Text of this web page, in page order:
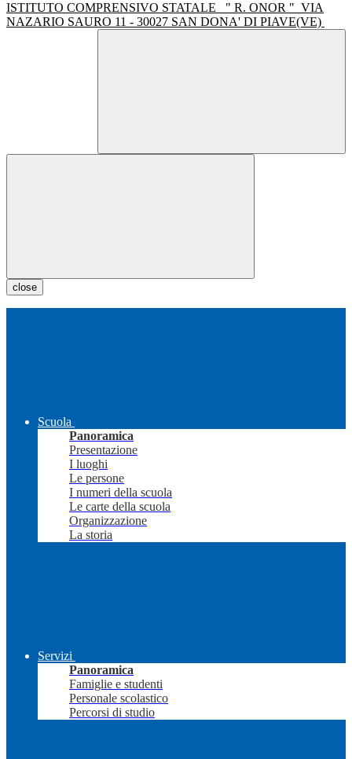
ISTITUTO COMPRENSIVO STATALE " R. ONOR " VIA
NAZARIO SAURO 11 - 30027 SAN DONA' DI PIAVE(VE)
close
Scuola
Panoramica
Presentazione
I luoghi
Le persone
I numeri della scuola
Le carte della scuola
Organizzazione
La storia
Servizi
Panoramica
Famiglie e studenti
Personale scolastico
Percorsi di studio